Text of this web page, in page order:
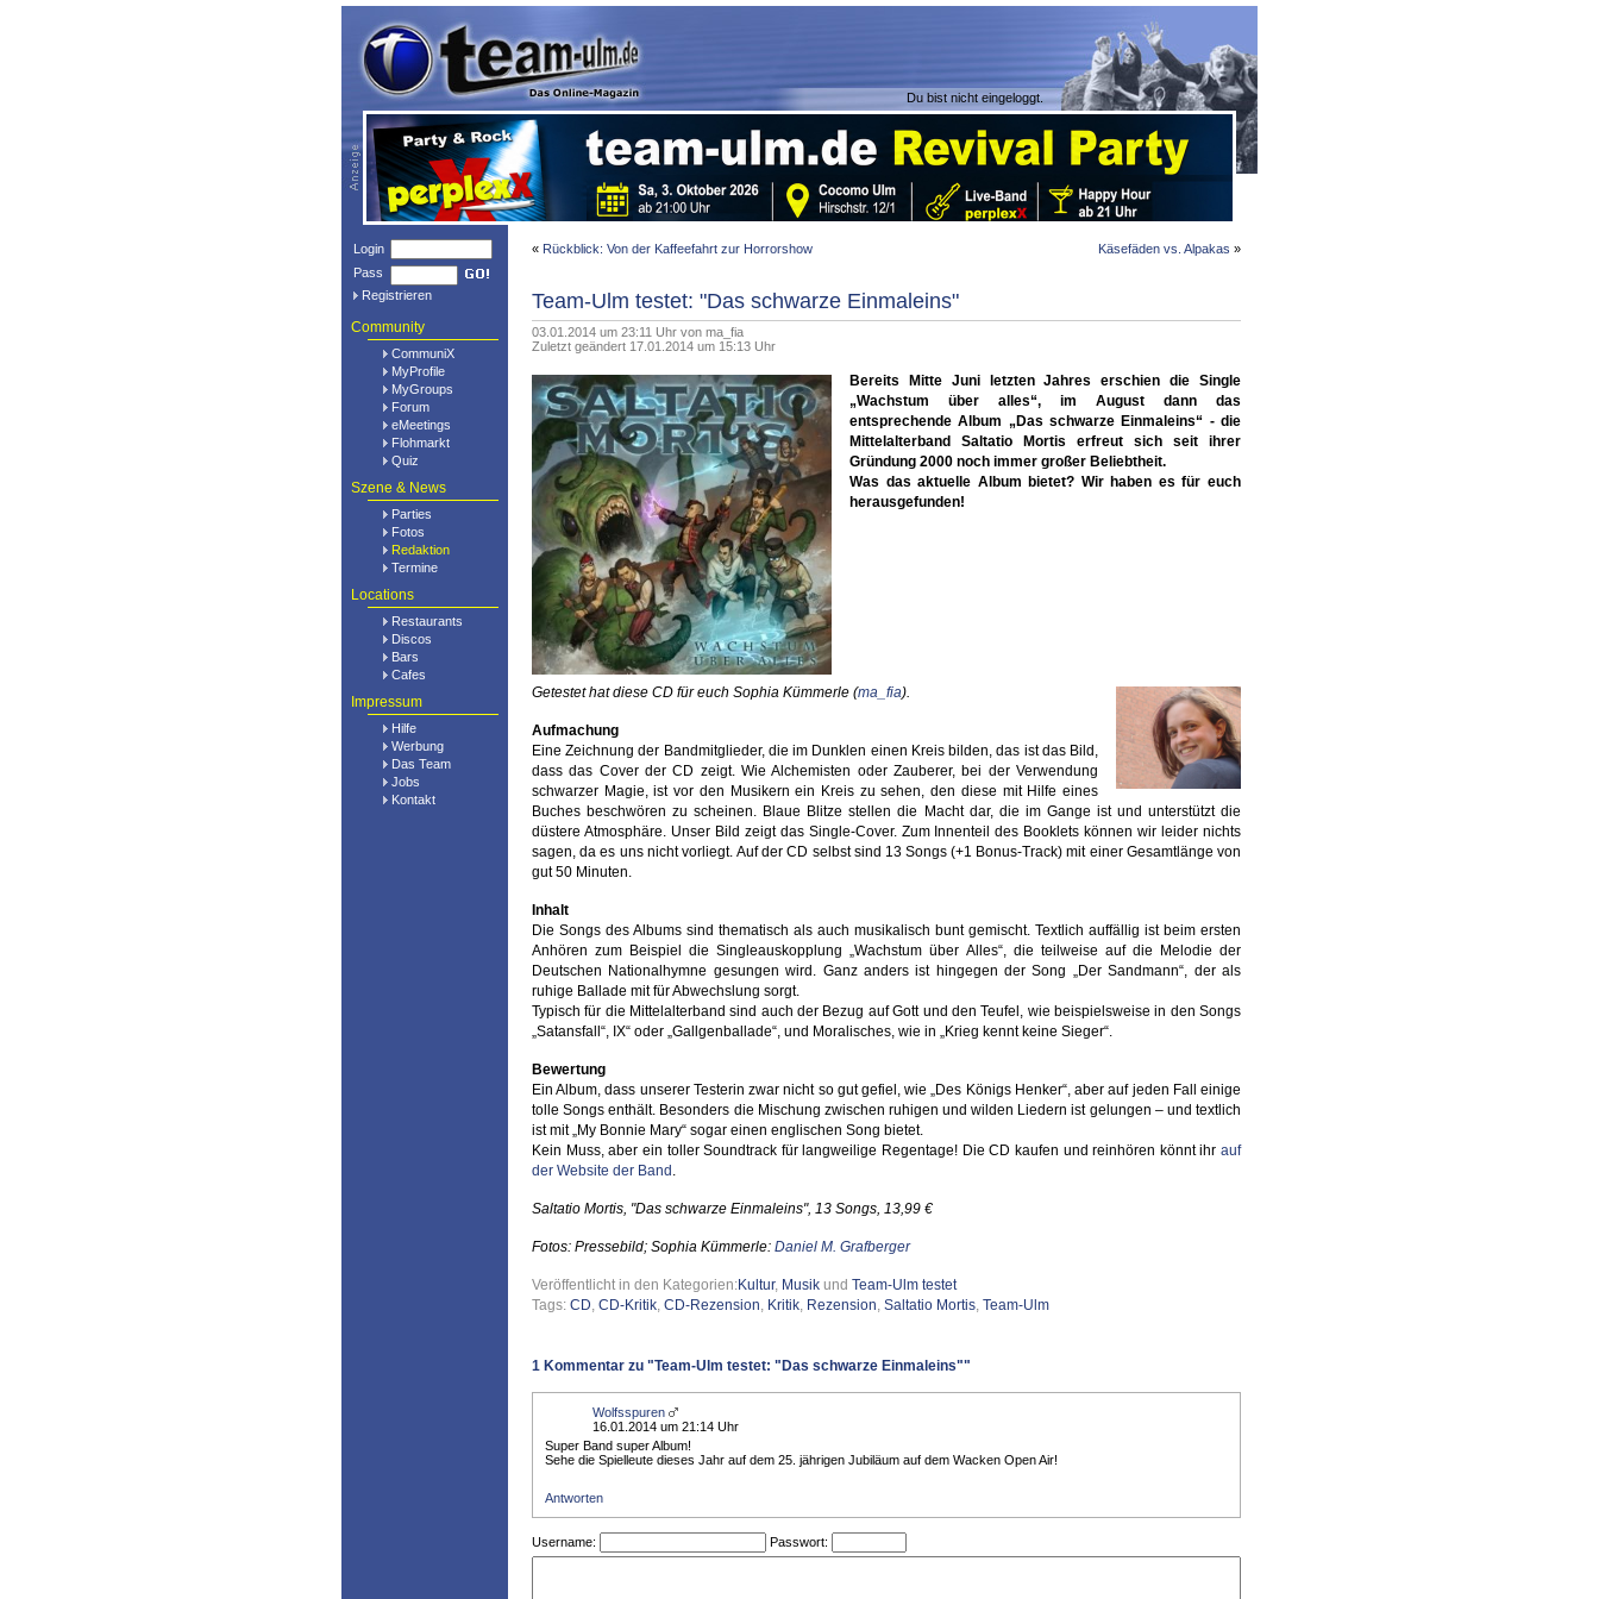
Du bist nicht eingeloggt.
Login
Pass
Registrieren
Community
CommuniX
MyProfile
MyGroups
Forum
eMeetings
Flohmarkt
Quiz
Szene & News
Parties
Fotos
Redaktion
Termine
Locations
Restaurants
Discos
Bars
Cafes
Impressum
Hilfe
Werbung
Das Team
Jobs
Kontakt
« Rückblick: Von der Kaffeefahrt zur Horrorshow Käsefäden vs. Alpakas »
Team-Ulm testet: "Das schwarze Einmaleins"
03.01.2014 um 23:11 Uhr von ma_fia
Zuletzt geändert 17.01.2014 um 15:13 Uhr
Bereits Mitte Juni letzten Jahres erschien die Single
„Wachstum über alles“, im August dann das
entsprechende Album „Das schwarze Einmaleins“ - die
Mittelalterband Saltatio Mortis erfreut sich seit ihrer
Gründung 2000 noch immer großer Beliebtheit.
Was das aktuelle Album bietet? Wir haben es für euch
herausgefunden!
Getestet hat diese CD für euch Sophia Kümmerle (ma_fia).
Aufmachung
Eine Zeichnung der Bandmitglieder, die im Dunklen einen Kreis bilden, das ist das Bild,
dass das Cover der CD zeigt. Wie Alchemisten oder Zauberer, bei der Verwendung
schwarzer Magie, ist vor den Musikern ein Kreis zu sehen, den diese mit Hilfe eines
Buches beschwören zu scheinen. Blaue Blitze stellen die Macht dar, die im Gange ist und unterstützt die
düstere Atmosphäre. Unser Bild zeigt das Single-Cover. Zum Innenteil des Booklets können wir leider nichts
sagen, da es uns nicht vorliegt. Auf der CD selbst sind 13 Songs (+1 Bonus-Track) mit einer Gesamtlänge von
gut 50 Minuten.
Inhalt
Die Songs des Albums sind thematisch als auch musikalisch bunt gemischt. Textlich auffällig ist beim ersten
Anhören zum Beispiel die Singleauskopplung „Wachstum über Alles“, die teilweise auf die Melodie der
Deutschen Nationalhymne gesungen wird. Ganz anders ist hingegen der Song „Der Sandmann“, der als
ruhige Ballade mit für Abwechslung sorgt.
Typisch für die Mittelalterband sind auch der Bezug auf Gott und den Teufel, wie beispielsweise in den Songs
„Satansfall“, IX“ oder „Gallgenballade“, und Moralisches, wie in „Krieg kennt keine Sieger“.
Bewertung
Ein Album, dass unserer Testerin zwar nicht so gut gefiel, wie „Des Königs Henker“, aber auf jeden Fall einige
tolle Songs enthält. Besonders die Mischung zwischen ruhigen und wilden Liedern ist gelungen – und textlich
ist mit „My Bonnie Mary“ sogar einen englischen Song bietet.
Kein Muss, aber ein toller Soundtrack für langweilige Regentage! Die CD kaufen und reinhören könnt ihr auf
der Website der Band .
Saltatio Mortis, "Das schwarze Einmaleins", 13 Songs, 13,99 €
Fotos: Pressebild; Sophia Kümmerle: Daniel M. Grafberger
Veröffentlicht in den Kategorien:Kultur, Musik und Team-Ulm testet
Tags: CD, CD-Kritik, CD-Rezension, Kritik, Rezension, Saltatio Mortis, Team-Ulm
1 Kommentar zu "Team-Ulm testet: "Das schwarze Einmaleins""
Wolfsspuren
16.01.2014 um 21:14 Uhr
Super Band super Album!
Sehe die Spielleute dieses Jahr auf dem 25. jährigen Jubiläum auf dem Wacken Open Air!
Antworten
Username: Passwort: